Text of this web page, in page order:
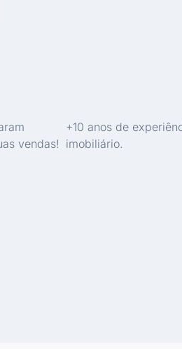
vendas!
+10 anos de
imobiliário.